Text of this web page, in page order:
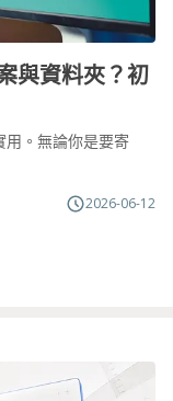
與資料夾？初
用。無論你是要寄
2026-06-12